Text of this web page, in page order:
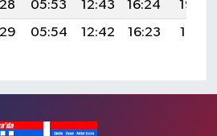
05:53 12:43 16:24
19:23
05:54 12:42 16:23 19:21